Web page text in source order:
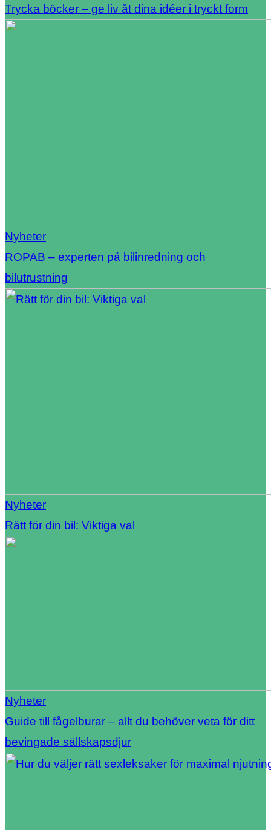
Trycka böcker – ge liv åt dina idéer i tryckt form
Nyheter
ROPAB – experten på bilinredning och
bilutrustning
Nyheter
Rätt för din bil: Viktiga val
Nyheter
Guide till fågelburar – allt du behöver veta för ditt
bevingade sällskapsdjur